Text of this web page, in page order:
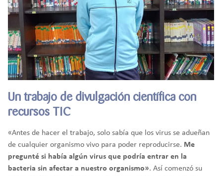
Un trabajo de divulgación científica con
recursos TIC
«Antes de hacer el trabajo, solo sabía que los virus se adueñan
de cualquier organismo vivo para poder reproducirse. Me
pregunté si había algún virus que podría entrar en la
bacteria sin afectar a nuestro organismo». Así comenzó su